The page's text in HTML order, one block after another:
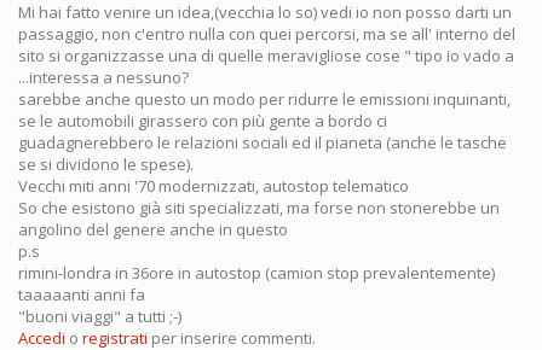
Mi hai fatto venire un idea,(vecchia lo so) vedi io non posso darti un
passaggio, non c'entro nulla con quei percorsi, ma se all' interno del
sito si organizzasse una di quelle meravigliose cose " tipo io vado a
...interessa a nessuno?
sarebbe anche questo un modo per ridurre le emissioni inquinanti,
se le automobili girassero con più gente a bordo ci
guadagnerebbero le relazioni sociali ed il pianeta (anche le tasche
se si dividono le spese).
Vecchi miti anni '70 modernizzati, autostop telematico
So che esistono già siti specializzati, ma forse non stonerebbe un
angolino del genere anche in questo
p.s
rimini-londra in 36ore in autostop (camion stop prevalentemente)
taaaaanti anni fa
"buoni viaggi" a tutti ;-)
Accedi o registrati per inserire commenti.